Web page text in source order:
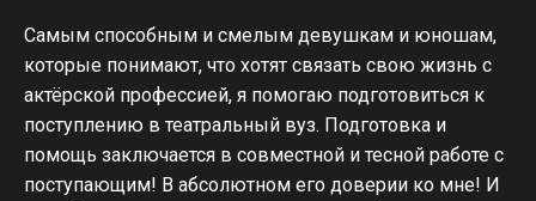
Самым способным и смелым девушкам и юношам,
которые понимают, что хотят связать свою жизнь с
актёрской профессией, я помогаю подготовиться к
поступлению в театральный вуз. Подготовка и
помощь заключается в совместной и тесной работе с
поступающим! В абсолютном его доверии ко мне! И